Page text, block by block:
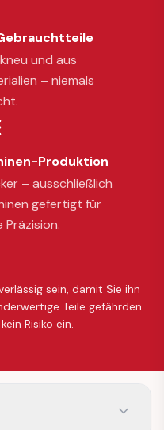
und aus
– niemals
Produktion
– ausschließlich
gefertigt für
Präzision.
sein, damit Sie ihn
Teile gefährden
Risiko ein.